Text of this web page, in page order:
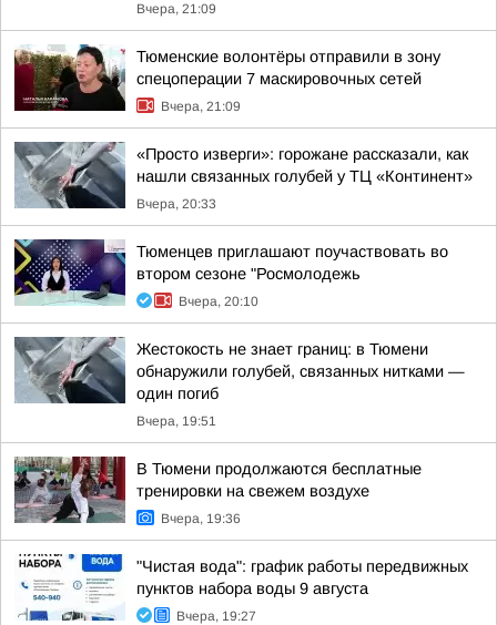
Вчера, 21:09
Тюменские волонтёры отправили в зону
спецоперации 7 маскировочных сетей
Вчера, 21:09
«Просто изверги»: горожане рассказали, как
нашли связанных голубей у ТЦ «Континент»
Вчера, 20:33
Тюменцев приглашают поучаствовать во
втором сезоне "Росмолодежь
Вчера, 20:10
Жестокость не знает границ: в Тюмени
обнаружили голубей, связанных нитками —
один погиб
Вчера, 19:51
В Тюмени продолжаются бесплатные
тренировки на свежем воздухе
Вчера, 19:36
"Чистая вода": график работы передвижных
пунктов набора воды 9 августа
Вчера, 19:27